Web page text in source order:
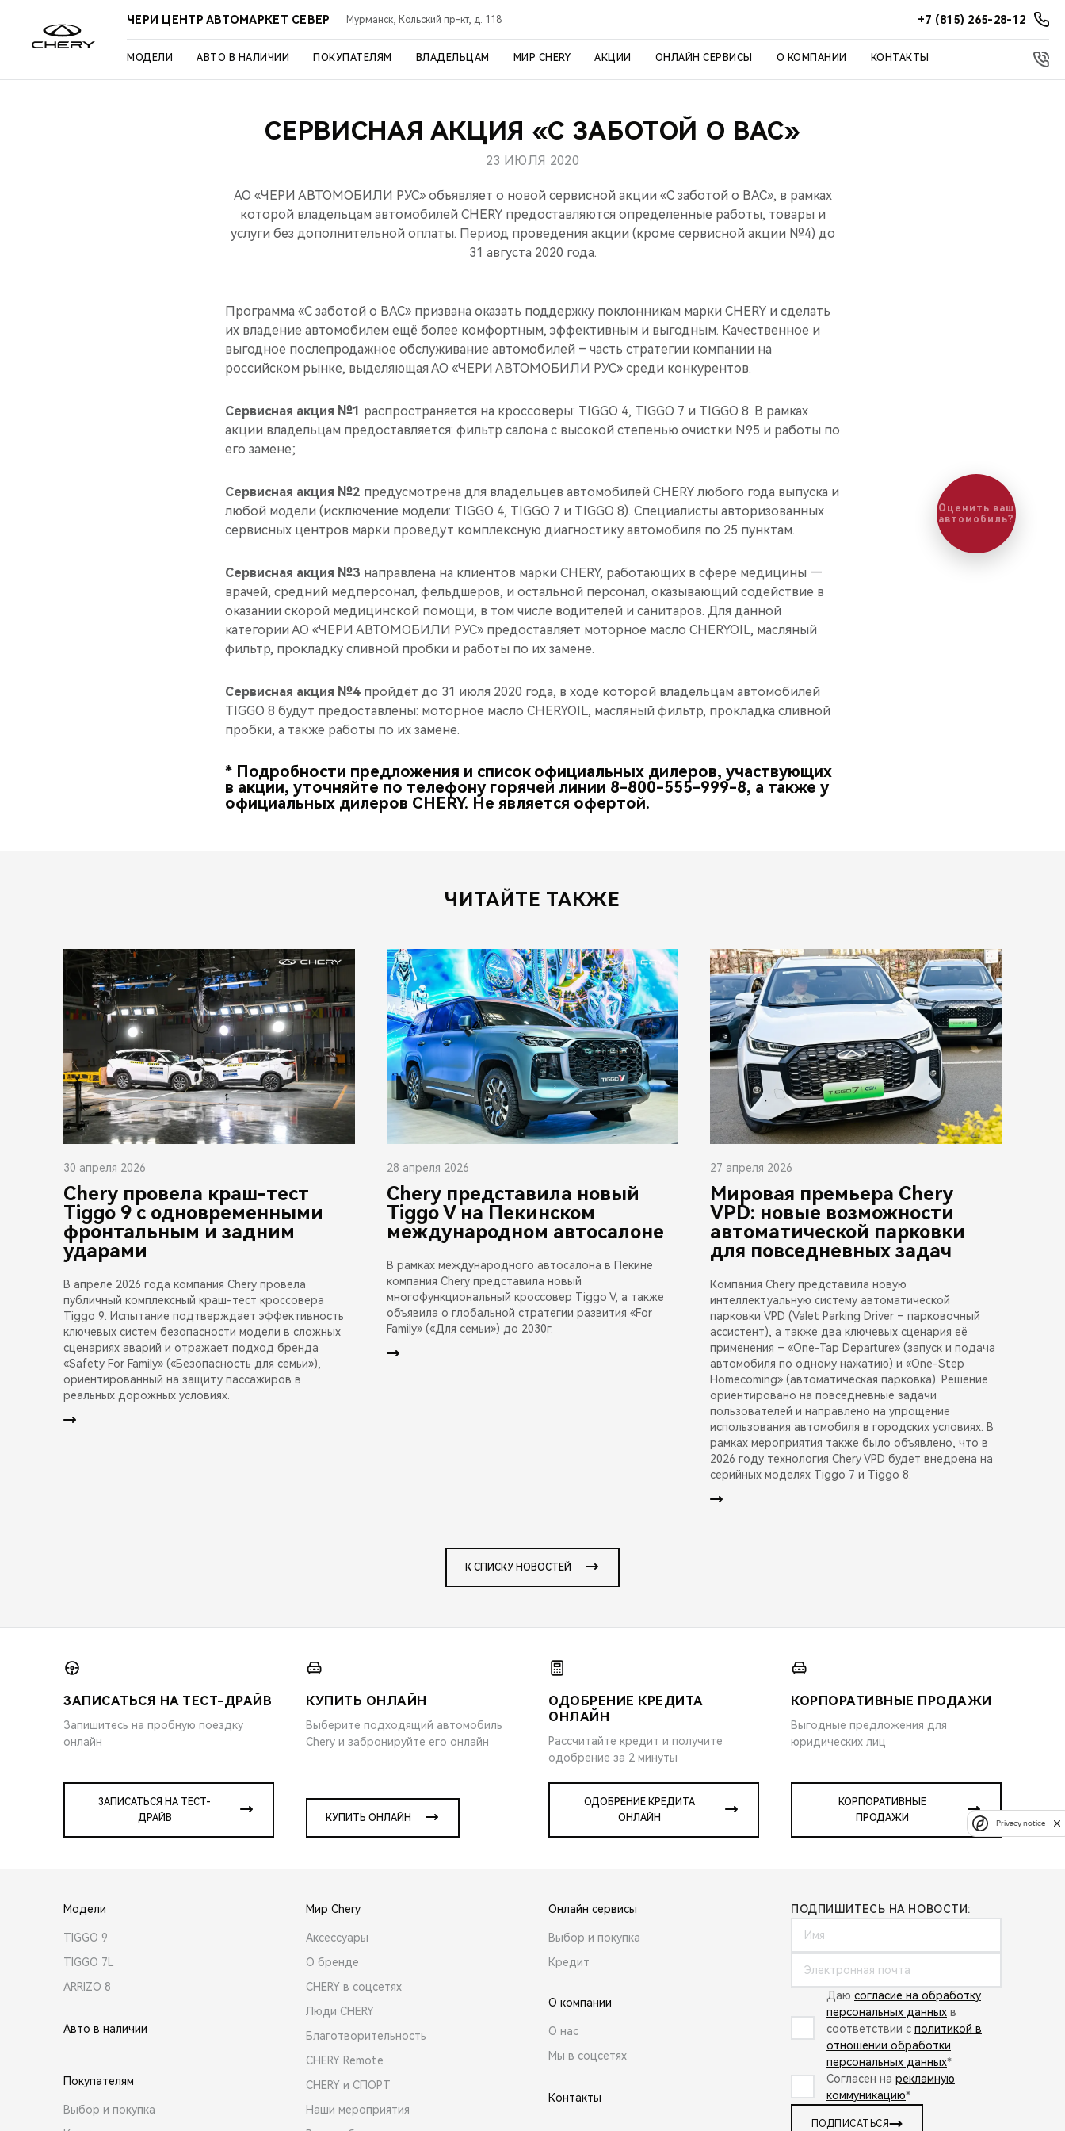
ЧЕРИ ЦЕНТР АВТОМАРКЕТ СЕВЕР Мурманск, Кольский пр-кт, д. 118 +7 (815) 265-28-12
МОДЕЛИ АВТО В НАЛИЧИИ ПОКУПАТЕЛЯМ ВЛАДЕЛЬЦАМ МИР CHERY АКЦИИ ОНЛАЙН СЕРВИСЫ О КОМПАНИИ КОНТАКТЫ
СЕРВИСНАЯ АКЦИЯ «С ЗАБОТОЙ О ВАС»
23 ИЮЛЯ 2020
АО «ЧЕРИ АВТОМОБИЛИ РУС» объявляет о новой сервисной акции «С заботой о ВАС», в рамках
которой владельцам автомобилей CHERY предоставляются определенные работы, товары и
услуги без дополнительной оплаты. Период проведения акции (кроме сервисной акции №4) до
31 августа 2020 года.
Программа «С заботой о ВАС» призвана оказать поддержку поклонникам марки CHERY и сделать
их владение автомобилем ещё более комфортным, эффективным и выгодным. Качественное и
выгодное послепродажное обслуживание автомобилей – часть стратегии компании на
российском рынке, выделяющая АО «ЧЕРИ АВТОМОБИЛИ РУС» среди конкурентов.
Сервисная акция №1 распространяется на кроссоверы: TIGGO 4, TIGGO 7 и TIGGO 8. В рамках
акции владельцам предоставляется: фильтр салона с высокой степенью очистки N95 и работы по
его замене;
Сервисная акция №2 предусмотрена для владельцев автомобилей CHERY любого года выпуска и
любой модели (исключение модели: TIGGO 4, TIGGO 7 и TIGGO 8). Специалисты авторизованных
сервисных центров марки проведут комплексную диагностику автомобиля по 25 пунктам.
Сервисная акция №3 направлена на клиентов марки CHERY, работающих в сфере медицины —
врачей, средний медперсонал, фельдшеров, и остальной персонал, оказывающий содействие в
оказании скорой медицинской помощи, в том числе водителей и санитаров. Для данной
категории АО «ЧЕРИ АВТОМОБИЛИ РУС» предоставляет моторное масло CHERYOIL, масляный
фильтр, прокладку сливной пробки и работы по их замене.
Сервисная акция №4 пройдёт до 31 июля 2020 года, в ходе которой владельцам автомобилей
TIGGO 8 будут предоставлены: моторное масло CHERYOIL, масляный фильтр, прокладка сливной
пробки, а также работы по их замене.
* Подробности предложения и список официальных дилеров, участвующих
в акции, уточняйте по телефону горячей линии 8-800-555-999-8, а также у
официальных дилеров CHERY. Не является офертой.
ЧИТАЙТЕ ТАКЖЕ
30 апреля 2026
Chery провела краш-тест
Tiggo 9 с одновременными
фронтальным и задним
ударами
В апреле 2026 года компания Chery провела
публичный комплексный краш-тест кроссовера
Tiggo 9. Испытание подтверждает эффективность
ключевых систем безопасности модели в сложных
сценариях аварий и отражает подход бренда
«Safety For Family» («Безопасность для семьи»),
ориентированный на защиту пассажиров в
реальных дорожных условиях.
28 апреля 2026
Chery представила новый
Tiggo V на Пекинском
международном автосалоне
В рамках международного автосалона в Пекине
компания Chery представила новый
многофункциональный кроссовер Tiggo V, а также
объявила о глобальной стратегии развития «For
Family» («Для семьи») до 2030г.
27 апреля 2026
Мировая премьера Chery
VPD: новые возможности
автоматической парковки
для повседневных задач
Компания Chery представила новую
интеллектуальную систему автоматической
парковки VPD (Valet Parking Driver – парковочный
ассистент), а также два ключевых сценария её
применения – «One-Tap Departure» (запуск и подача
автомобиля по одному нажатию) и «One-Step
Homecoming» (автоматическая парковка). Решение
ориентировано на повседневные задачи
пользователей и направлено на упрощение
использования автомобиля в городских условиях. В
рамках мероприятия также было объявлено, что в
2026 году технология Chery VPD будет внедрена на
серийных моделях Tiggo 7 и Tiggo 8.
К СПИСКУ НОВОСТЕЙ
ЗАПИСАТЬСЯ НА ТЕСТ-ДРАЙВ
Запишитесь на пробную поездку
онлайн
ЗАПИСАТЬСЯ НА ТЕСТ-
ДРАЙВ
КУПИТЬ ОНЛАЙН
Выберите подходящий автомобиль
Chery и забронируйте его онлайн
КУПИТЬ ОНЛАЙН
ОДОБРЕНИЕ КРЕДИТА
ОНЛАЙН
Рассчитайте кредит и получите
одобрение за 2 минуты
ОДОБРЕНИЕ КРЕДИТА
ОНЛАЙН
КОРПОРАТИВНЫЕ ПРОДАЖИ
Выгодные предложения для
юридических лиц
КОРПОРАТИВНЫЕ
ПРОДАЖИ
Модели
TIGGO 9
TIGGO 7L
ARRIZO 8
Авто в наличии
Покупателям
Выбор и покупка
Мир Chery
Аксессуары
О бренде
CHERY в соцсетях
Люди CHERY
Благотворительность
CHERY Remote
CHERY и СПОРТ
Наши мероприятия
Онлайн сервисы
Выбор и покупка
Кредит
О компании
О нас
Мы в соцсетях
Контакты
ПОДПИШИТЕСЬ НА НОВОСТИ:
Даю согласие на обработку
персональных данных в
соответствии с политикой в
отношении обработки
персональных данных*
Согласен на рекламную
коммуникацию*
ПОДПИСАТЬСЯ
Оценить ваш
автомобиль?
Privacy notice